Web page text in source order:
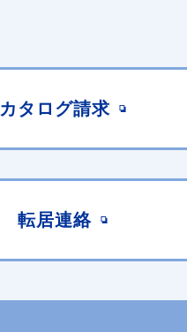
カタログ請求
転居連絡